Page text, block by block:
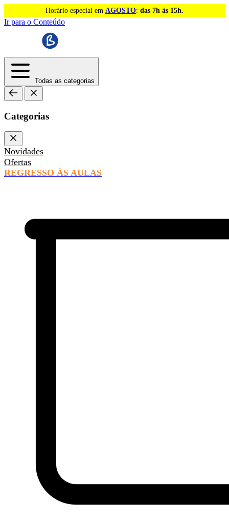
Horário especial em AGOSTO: das 7h às 15h.
Ir para o Conteúdo
Todas as categorias
Categorias
Novidades
Ofertas
REGRESSO ÀS AULAS